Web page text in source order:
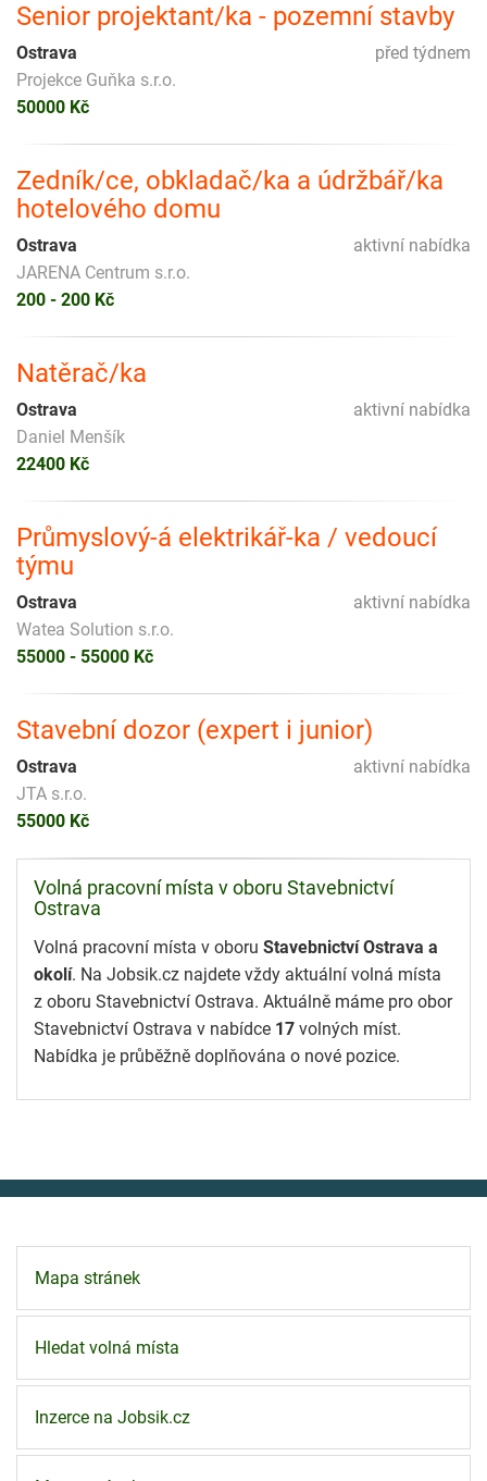
Senior projektant/ka - pozemní stavby
před týdnem
Ostrava
Projekce Guňka s.r.o.
50000 Kč
Zedník/ce, obkladač/ka a údržbář/ka
hotelového domu
aktivní nabídka
Ostrava
JARENA Centrum s.r.o.
200 - 200 Kč
Natěrač/ka
aktivní nabídka
Ostrava
Daniel Menšík
22400 Kč
Průmyslový-á elektrikář-ka / vedoucí
týmu
aktivní nabídka
Ostrava
Watea Solution s.r.o.
55000 - 55000 Kč
Stavební dozor (expert i junior)
aktivní nabídka
Ostrava
JTA s.r.o.
55000 Kč
Volná pracovní místa v oboru Stavebnictví
Ostrava
Volná pracovní místa v oboru Stavebnictví Ostrava a
okolí. Na Jobsik.cz najdete vždy aktuální volná místa
z oboru Stavebnictví Ostrava. Aktuálně máme pro obor
Stavebnictví Ostrava v nabídce 17 volných míst.
Nabídka je průběžně doplňována o nové pozice.
Mapa stránek
Hledat volná místa
Inzerce na Jobsik.cz